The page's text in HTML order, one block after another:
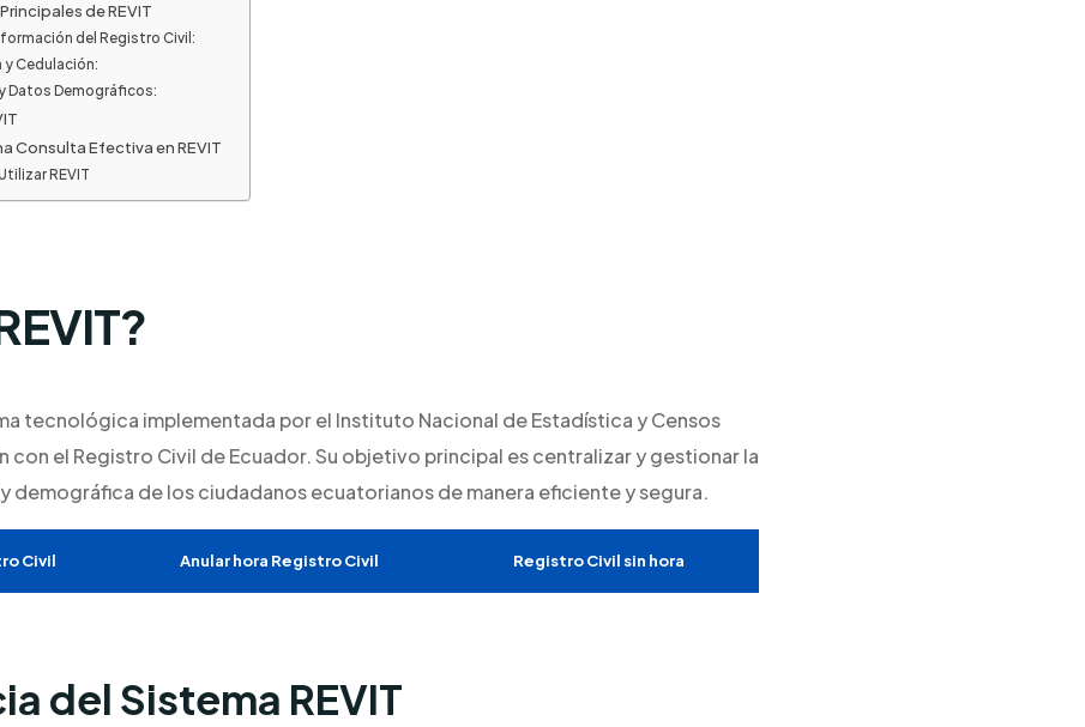
de REVIT
del Registro Civil:
Cedulación:
Datos Demográficos:
Consulta Efectiva en REVIT
REVIT
tecnológica implementada por el Instituto Nacional de Estadística y Censos
con el Registro Civil de Ecuador. Su objetivo principal es centralizar y gestionar la
demográfica de los ciudadanos ecuatorianos de manera eficiente y segura.
Civil Anular hora Registro Civil Registro Civil sin hora
del Sistema REVIT